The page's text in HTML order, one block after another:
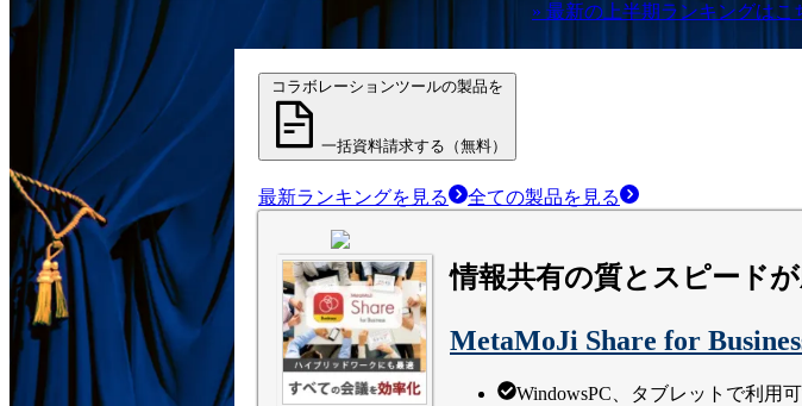
» 最新の上半期ランキングはこ
コラボレーションツールの製品を
一括資料請求する（無料）
最新ランキングを見る 全ての製品を見る
情報共有の質とスピード
MetaMoJi Share for
WindowsPC、タブレットで利用